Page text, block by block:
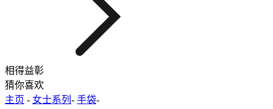
相得益彰
猜你喜欢
主页 - 女士系列 - 手袋-